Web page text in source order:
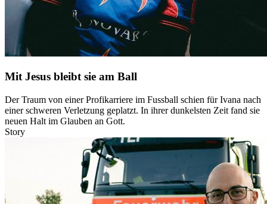
Mit Jesus bleibt sie am Ball
Der Traum von einer Profikarriere im Fussball schien für Ivana nach
einer schweren Verletzung geplatzt. In ihrer dunkelsten Zeit fand sie
neuen Halt im Glauben an Gott.
Story